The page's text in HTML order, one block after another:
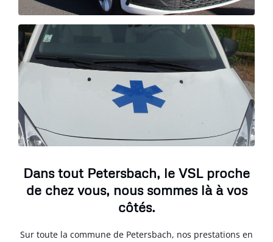
Dans tout Petersbach, le VSL proche
de chez vous, nous sommes là à vos
côtés.
Sur toute la commune de Petersbach, nos prestations en